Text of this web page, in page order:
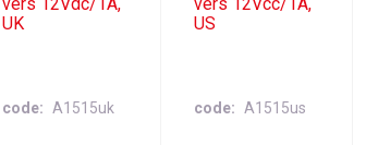
UK
code A1515uk
US
code A1515us